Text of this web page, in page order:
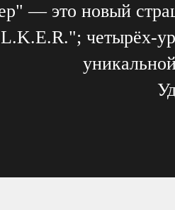
— это новый
четырёх-